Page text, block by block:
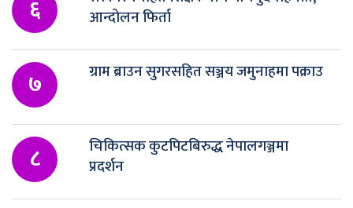
६
आन्दोलन फिर्ता
७ ग्राम ब्राउन सुगरसहित सञ्जय जमुनाहमा पक्राउ
८
चिकित्सक कुटपिटबिरुद्ध नेपालगञ्जमा
प्रदर्शन